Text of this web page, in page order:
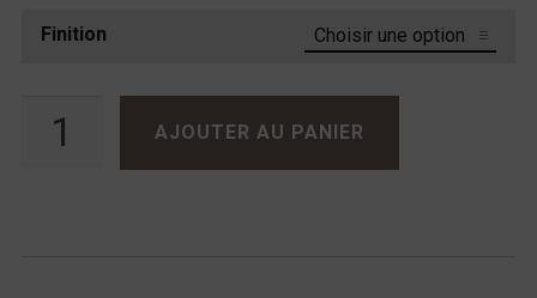
Finition
AJOUTER AU PANIER